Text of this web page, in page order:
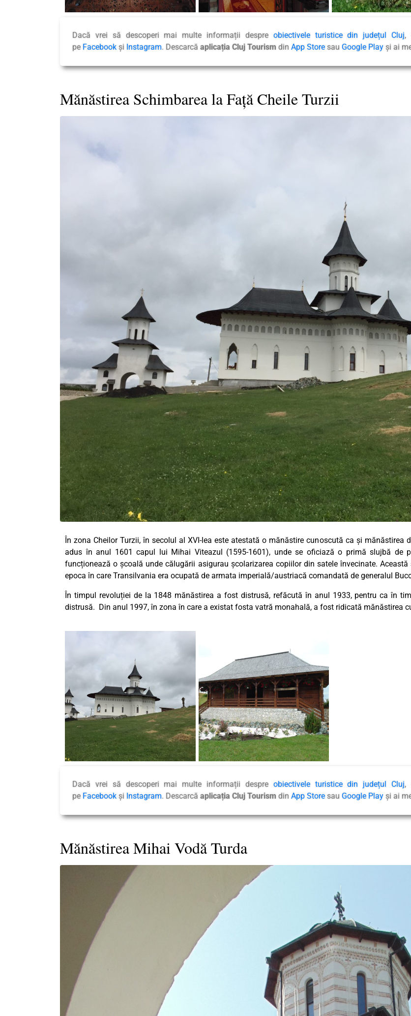
Dacă vrei să descoperi mai multe informații despre obiectivele turistice din județul Cluj,
pe Facebook și Instagram. Descarcă aplicația Cluj Tourism din App Store sau Google Play și ai
Mănăstirea Schimbarea la Faţă Cheile Turzii
În zona Cheilor Turzii, în secolul al XVI-lea este atestată o mănăstire cunoscută ca și
adus în anul 1601 capul lui Mihai Viteazul (1595-1601), unde se oficiază o primă slujbă de
funcționează o școală unde călugării asigurau școlarizarea copiilor din satele învecinate.
epoca în care Transilvania era ocupată de armata imperială/austriacă comandată de generalul
În timpul revoluției de la 1848 mănăstirea a fost distrusă, refăcută în anul 1933, pentru ca în
distrusă. Din anul 1997, în zona în care a existat fosta vatră monahală, a fost ridicată mănăstirea
Dacă vrei să descoperi mai multe informații despre obiectivele turistice din județul Cluj,
pe Facebook și Instagram. Descarcă aplicația Cluj Tourism din App Store sau Google Play și ai
Mănăstirea Mihai Vodă Turda